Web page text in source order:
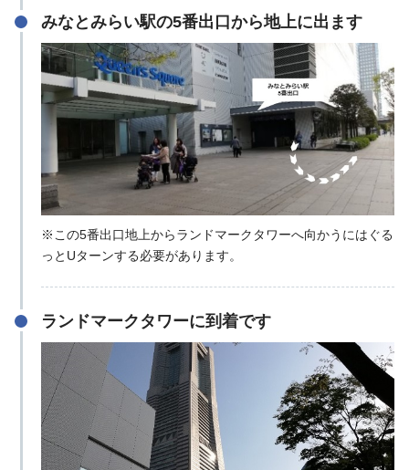
みなとみらい駅の5番出口から地上に出ます
※この5番出口地上からランドマークタワーへ向かうにはぐる
っとUターンする必要があります。
ランドマークタワーに到着です